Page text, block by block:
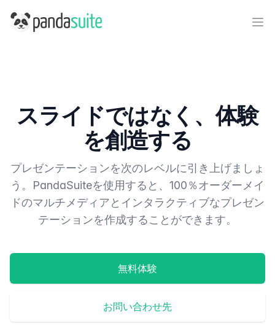
PandaSuite
スライドではなく、体験
を創造する
プレゼンテーションを次のレベルに引き上げましょ
う。PandaSuiteを使用すると、100％オーダーメイ
ドのマルチメディアとインタラクティブなプレゼン
テーションを作成することができます。
無料体験
お問い合わせ先